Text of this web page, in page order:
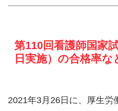
第110回看護師国家
日実施）の合格率な
2021年3月26日に、厚生労